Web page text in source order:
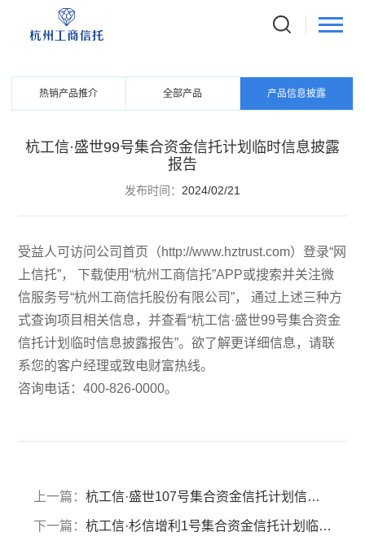
信托产品
热销产品推介 全部产品 产品信息披露
杭工信·盛世99号集合资金信托计划临时信息披露
报告
发布时间： 2024/02/21
受益人可访问公司首页（http://www.hztrust.com）登录“网
上信托”， 下载使用“杭州工商信托”APP或搜索并关注微
信服务号“杭州工商信托股份有限公司”， 通过上述三种方
式查询项目相关信息，并查看“杭工信·盛世99号集合资金
信托计划临时信息披露报告”。欲了解更详细信息，请联
系您的客户经理或致电财富热线。
咨询电话：400-826-0000。
上一篇： 杭工信·盛世107号集合资金信托计划信息披露报告（报告期：2023年10月27日至2024年1月26日）
下一篇： 杭工信·杉信增利1号集合资金信托计划临时信息披露报告(2024年2月21日）